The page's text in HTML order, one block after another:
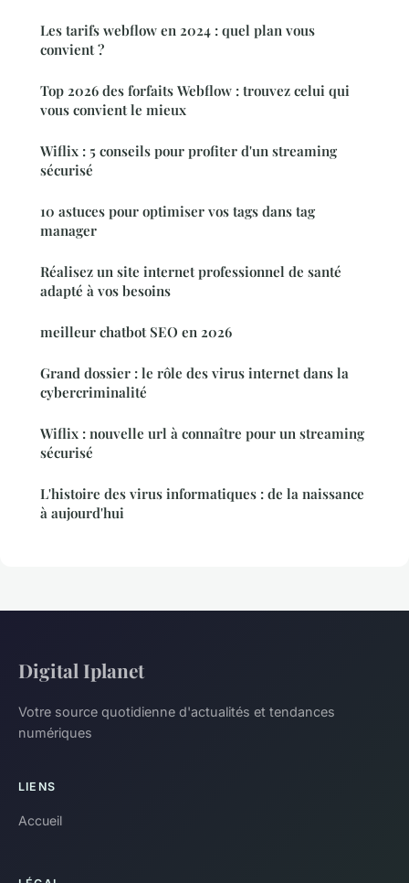
Les tarifs webflow en 2024 : quel plan vous
convient ?
Top 2026 des forfaits Webflow : trouvez celui qui
vous convient le mieux
Wiflix : 5 conseils pour profiter d'un streaming
sécurisé
10 astuces pour optimiser vos tags dans tag
manager
Réalisez un site internet professionnel de santé
adapté à vos besoins
meilleur chatbot SEO en 2026
Grand dossier : le rôle des virus internet dans la
cybercriminalité
Wiflix : nouvelle url à connaître pour un streaming
sécurisé
L'histoire des virus informatiques : de la naissance
à aujourd'hui
Digital Iplanet
Votre source quotidienne d'actualités et tendances
numériques
LIENS
Accueil